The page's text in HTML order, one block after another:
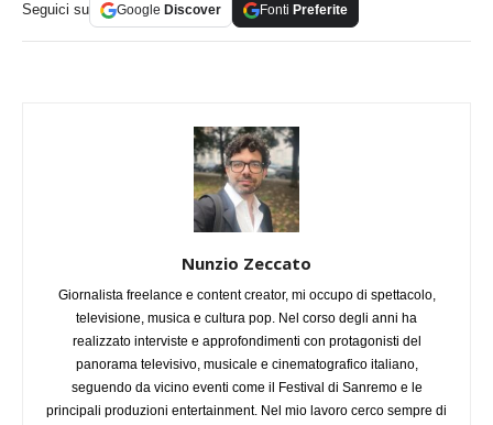
Seguici su Google Discover Fonti Preferite
Nunzio Zeccato
Giornalista freelance e content creator, mi occupo di spettacolo,
televisione, musica e cultura pop. Nel corso degli anni ha
realizzato interviste e approfondimenti con protagonisti del
panorama televisivo, musicale e cinematografico italiano,
seguendo da vicino eventi come il Festival di Sanremo e le
principali produzioni entertainment. Nel mio lavoro cerco sempre di